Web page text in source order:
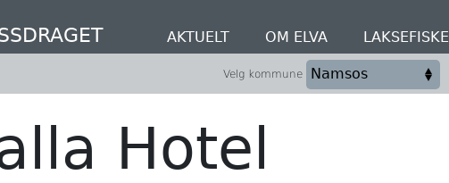
AKTUELT OM ELVA LAKSEFISKE
Velg kommune
Hotel